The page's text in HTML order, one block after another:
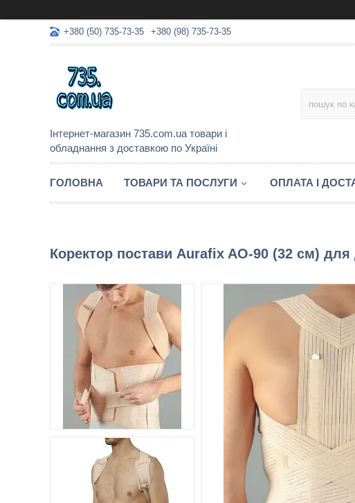
+380 (50) 735-73-35 +380 (98) 735-73-35
Інтернет-магазин 735.com.ua товари і
обладнання з доставкою по Україні
ГОЛОВНА ТОВАРИ ТА ПОСЛУГИ ОПЛАТА І
Коректор постави Aurafix AO-90 (32 см)